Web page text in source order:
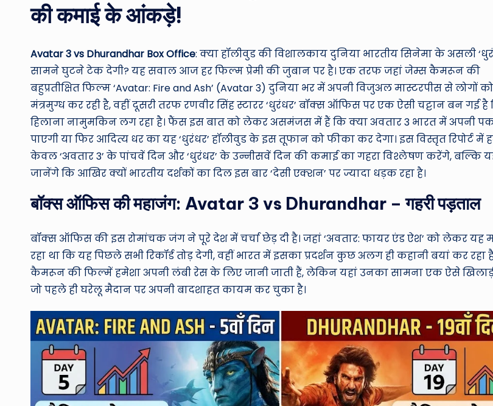
T
h
e
W
o
d
की कमाई के आंकड़े!
Avatar 3 vs Dhurandhar Box Office: क्या हॉलीवुड की विशालकाय दुनिया भारतीय सिनेमा के असली
सामने घुटने टेक देगी? यह सवाल आज हर फिल्म प्रेमी की जुबान पर है। एक तरफ जहां जेम्स कैमरून की
बहुप्रतीक्षित फिल्म ‘Avatar: Fire and Ash’ (Avatar 3) दुनिया भर में अपनी विजुअल मास्टरपीस से लोगों को
मंत्रमुग्ध कर रही है, वहीं दूसरी तरफ रणवीर सिंह स्टारर ‘धुरंधर’ बॉक्स ऑफिस पर एक ऐसी चट्टान बन गई है
हिलाना नामुमकिन लग रहा है। फैंस इस बात को लेकर असमंजस में हैं कि क्या अवतार 3 भारत में अपनी
पाएगी या फिर आदित्य धर का यह ‘धुरंधर’ हॉलीवुड के इस तूफान को फीका कर देगा। इस विस्तृत रिपोर्ट में
केवल ‘अवतार 3’ के पांचवें दिन और ‘धुरंधर’ के उन्नीसवें दिन की कमाई का गहरा विश्लेषण करेंगे, बल्कि
जानेंगे कि आखिर क्यों भारतीय दर्शकों का दिल इस बार ‘देसी एक्शन’ पर ज्यादा धड़क रहा है।
बॉक्स ऑफिस की महाजंग: Avatar 3 vs Dhurandhar – गहरी पड़ताल
बॉक्स ऑफिस की इस रोमांचक जंग ने पूरे देश में चर्चा छेड़ दी है। जहां ‘अवतार: फायर एंड ऐश’ को लेकर यह
रहा था कि यह पिछले सभी रिकॉर्ड तोड़ देगी, वहीं भारत में इसका प्रदर्शन कुछ अलग ही कहानी बयां कर रहा
कैमरून की फिल्में हमेशा अपनी लंबी रेस के लिए जानी जाती हैं, लेकिन यहां उनका सामना एक ऐसे
जो पहले ही घरेलू मैदान पर अपनी बादशाहत कायम कर चुका है।